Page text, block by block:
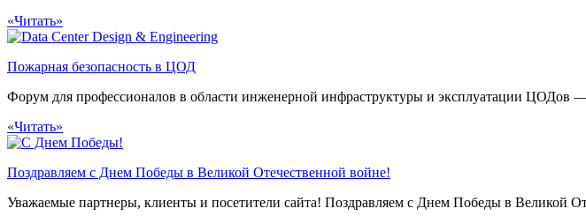
«Читать»
Пожарная безопасность в ЦОД
Форум для профессионалов в области инженерной инфраструктуры и эксплуатации
«Читать»
Поздравляем с Днем Победы в Великой Отечественной войне!
Уважаемые партнеры, клиенты и посетители сайта! Поздравляем с Днем Победы в Великой